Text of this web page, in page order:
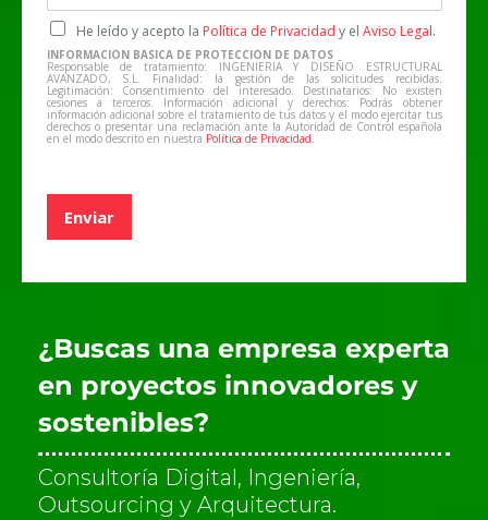
a
*
l
*
l
e
f
o
n
o
C
a
s
i
l
l
d
v
r
i
c
a
c
i
ó
n
*
He leído y acepto la Política de Privacidad y el Aviso Legal.
INFORMACIÓN BÁSICA DE PROTECCIÓN DE DATOS
Responsable de tratamiento: INGENIERIA Y DISEÑO ESTRUCTURAL
AVANZADO, S.L. Finalidad: la gestión de las solicitudes recibidas.
Legitimación: Consentimiento del interesado. Destinatarios: No existen
cesiones a terceros. Información adicional y derechos: Podrás obtener
información adicional sobre el tratamiento de tus datos y el modo ejercitar tus
derechos o presentar una reclamación ante la Autoridad de Control española
en el modo descrito en nuestra Política de Privacidad.
Enviar
¿Buscas una empresa experta
en proyectos innovadores y
sostenibles?
Consultoría Digital, Ingeniería,
Outsourcing y Arquitectura.